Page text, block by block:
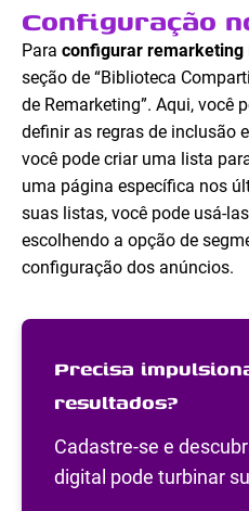
Configuração
Para configurar remarketing
seção de “Biblioteca
de Remarketing”. Aqui, você
definir as regras de inclusão
você pode criar uma lista
uma página específica nos
suas listas, você pode usá-
escolhendo a opção de
configuração dos anúncios.
Precisa
resultados?
Cadastre-se e
digital pode turbinar